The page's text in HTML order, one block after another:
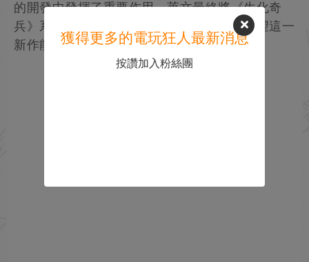
的開發中發揮了重要作用。萊文最終將《生化奇
兵》系列的續作開發視為積極的一步，並希望這一
新作能為玩家帶來特別的體驗。
獲得更多的電玩狂人最新消息
按讚加入粉絲團